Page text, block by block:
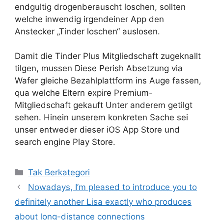
endgultig drogenberauscht loschen, sollten
welche inwendig irgendeiner App den
Anstecker „Tinder loschen“ auslosen.
Damit die Tinder Plus Mitgliedschaft zugeknallt
tilgen, mussen Diese Perish Absetzung via
Wafer gleiche Bezahlplattform ins Auge fassen,
qua welche Eltern expire Premium-
Mitgliedschaft gekauft Unter anderem getilgt
sehen. Hinein unserem konkreten Sache sei
unser entweder dieser iOS App Store und
search engine Play Store.
Kategori
Tak Berkategori
Nowadays, I’m pleased to introduce you to
definitely another Lisa exactly who produces
about long-distance connections